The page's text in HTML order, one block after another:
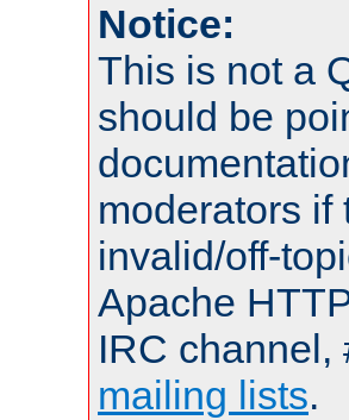
Notice:
This is not a
should be
moderators if
invalid/off-
Apache
IRC channel,
mailing lists.